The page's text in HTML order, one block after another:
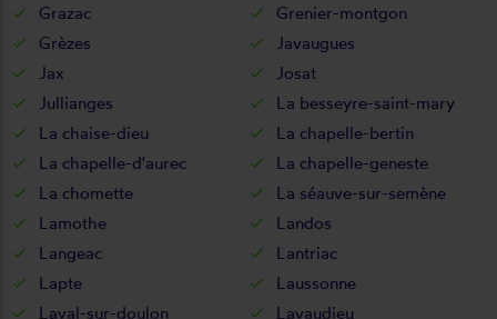
Grazac
Grenier-montgon
Grèzes
Javaugues
Jax
Josat
Jullianges
La besseyre-saint-mary
La chaise-dieu
La chapelle-bertin
La chapelle-d'aurec
La chapelle-geneste
La chomette
La séauve-sur-semène
Lamothe
Landos
Langeac
Lantriac
Lapte
Laussonne
Laval-sur-doulon
Lavaudieu